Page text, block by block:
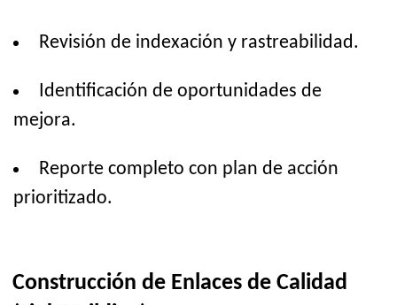
Revisión de indexación y rastreabilidad.
Identificación de oportunidades de
mejora.
Reporte completo con plan de acción
prioritizado.
Construcción de Enlaces de Calidad